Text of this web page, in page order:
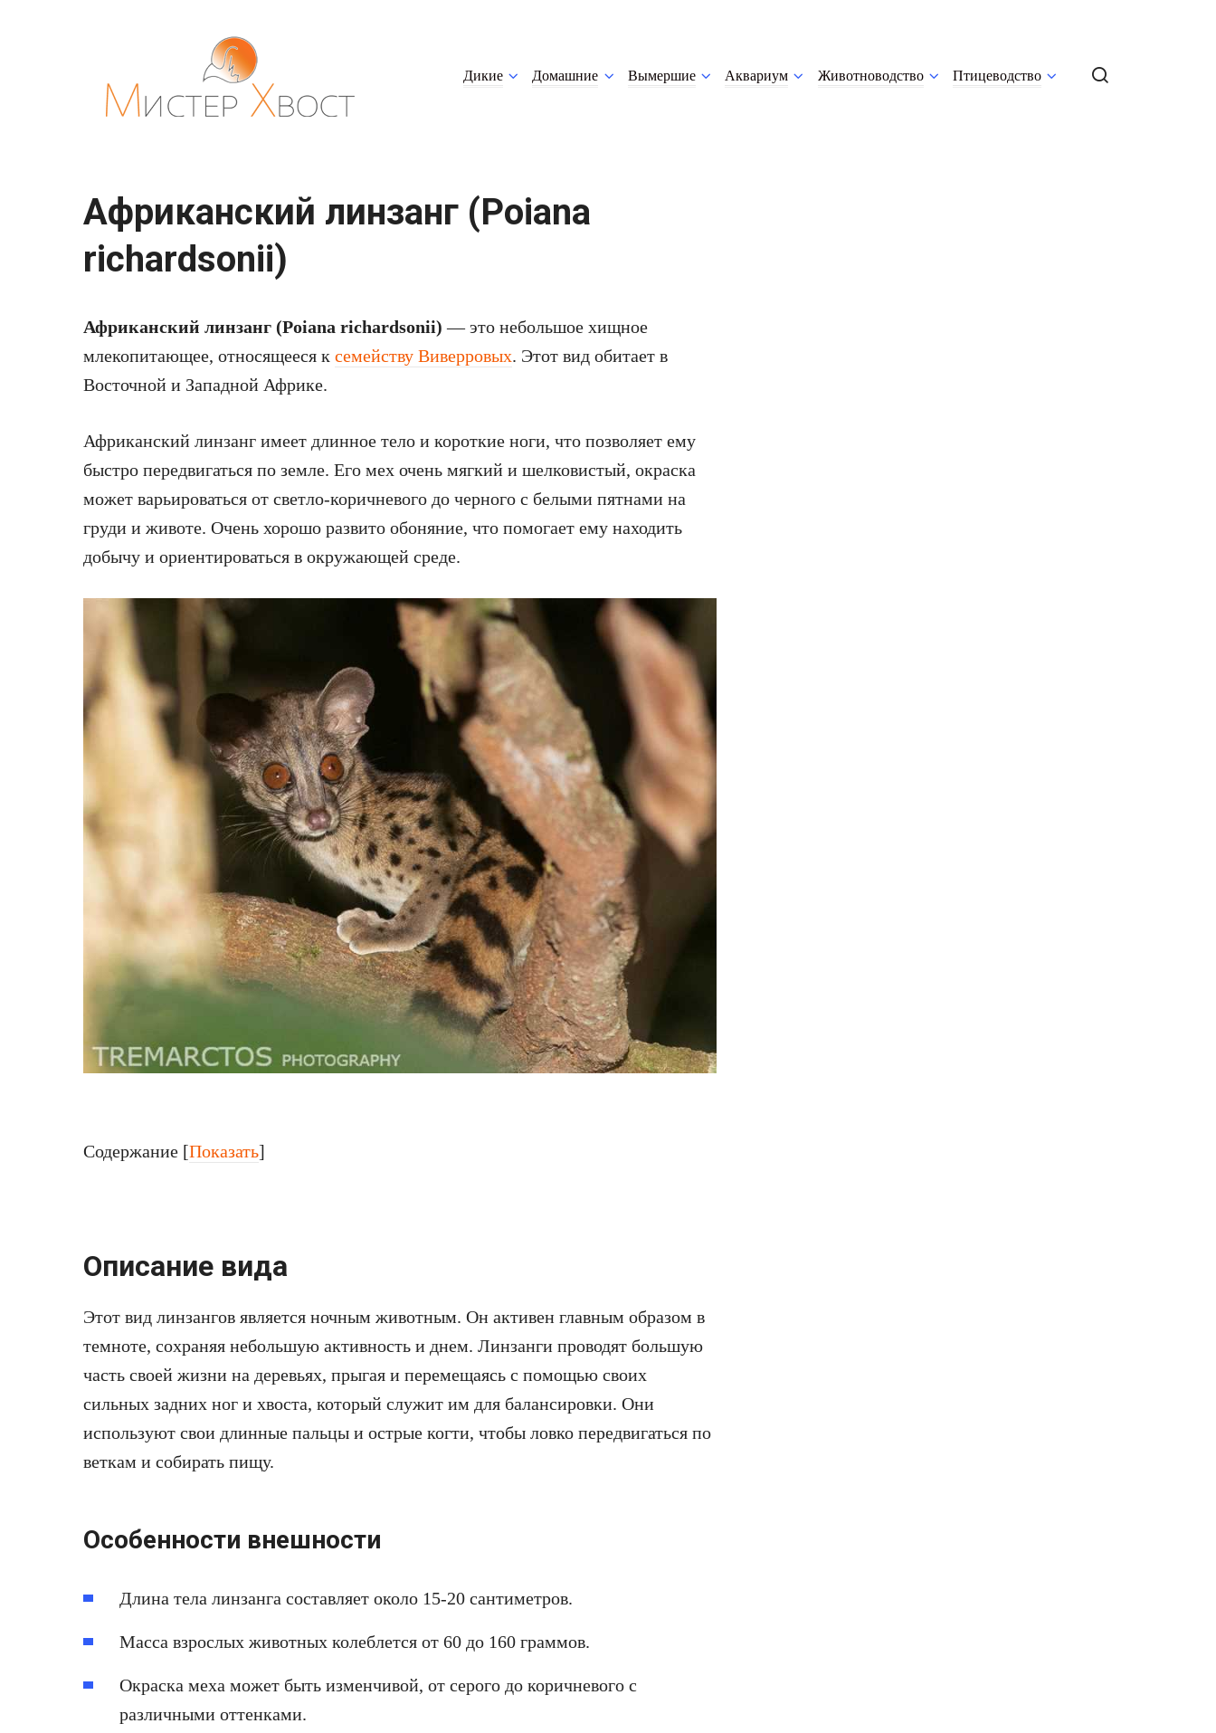
Дикие Домашние Вымершие Аквариум Животноводство Птицеводство
Африканский линзанг (Poiana
richardsonii)
Африканский линзанг (Poiana richardsonii) — это небольшое хищное
млекопитающее, относящееся к семейству Виверровых. Этот вид обитает в
Восточной и Западной Африке.
Африканский линзанг имеет длинное тело и короткие ноги, что позволяет ему
быстро передвигаться по земле. Его мех очень мягкий и шелковистый, окраска
может варьироваться от светло-коричневого до черного с белыми пятнами на
груди и животе. Очень хорошо развито обоняние, что помогает ему находить
добычу и ориентироваться в окружающей среде.
Содержание [Показать]
Описание вида
Этот вид линзангов является ночным животным. Он активен главным образом в
темноте, сохраняя небольшую активность и днем. Линзанги проводят большую
часть своей жизни на деревьях, прыгая и перемещаясь с помощью своих
сильных задних ног и хвоста, который служит им для балансировки. Они
используют свои длинные пальцы и острые когти, чтобы ловко передвигаться по
веткам и собирать пищу.
Особенности внешности
Длина тела линзанга составляет около 15-20 сантиметров.
Масса взрослых животных колеблется от 60 до 160 граммов.
Окраска меха может быть изменчивой, от серого до коричневого с
различными оттенками.